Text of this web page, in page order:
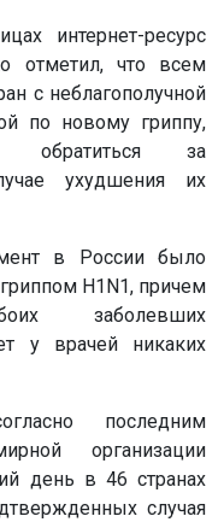
интернет-ресурс
отметил, что всем
с неблагополучной
по новому гриппу,
обратиться за
ухудшения их
в России было
H1N1, причем
заболевших
у врачей никаких
последним
организации
день в 46 странах
случая